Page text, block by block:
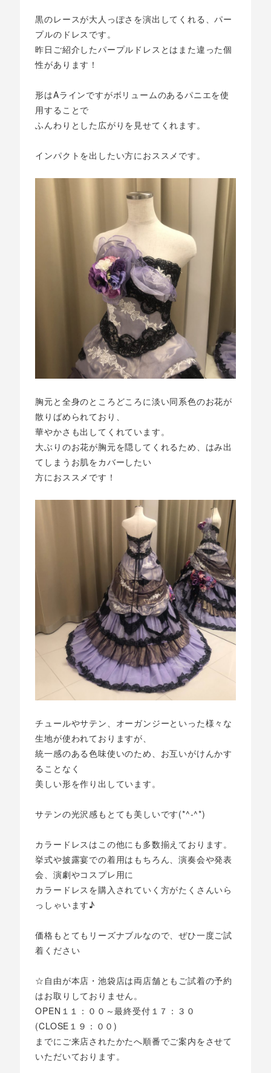
黒のレースが大人っぽさを演出してくれる、パー
プルのドレスです。
昨日ご紹介したパープルドレスとはまた違った個
性があります！
形はAラインですがボリュームのあるパニエを使
用することで
ふんわりとした広がりを見せてくれます。
インパクトを出したい方におススメです。
胸元と全身のところどころに淡い同系色のお花が
散りばめられており、
華やかさも出してくれています。
大ぶりのお花が胸元を隠してくれるため、はみ出
てしまうお肌をカバーしたい
方におススメです！
チュールやサテン、オーガンジーといった様々な
生地が使われておりますが、
統一感のある色味使いのため、お互いがけんかす
ることなく
美しい形を作り出しています。
サテンの光沢感もとても美しいです(*^-^*)
カラードレスはこの他にも多数揃えております。
挙式や披露宴での着用はもちろん、演奏会や発表
会、演劇やコスプレ用に
カラードレスを購入されていく方がたくさんいら
っしゃいます♪
価格もとてもリーズナブルなので、ぜひ一度ご試
着ください
☆自由が本店・池袋店は両店舗ともご試着の予約
はお取りしておりません。
OPEN１１：００～最終受付１７：３０
(CLOSE１９：００)
までにご来店されたかたへ順番でご案内をさせて
いただいております。